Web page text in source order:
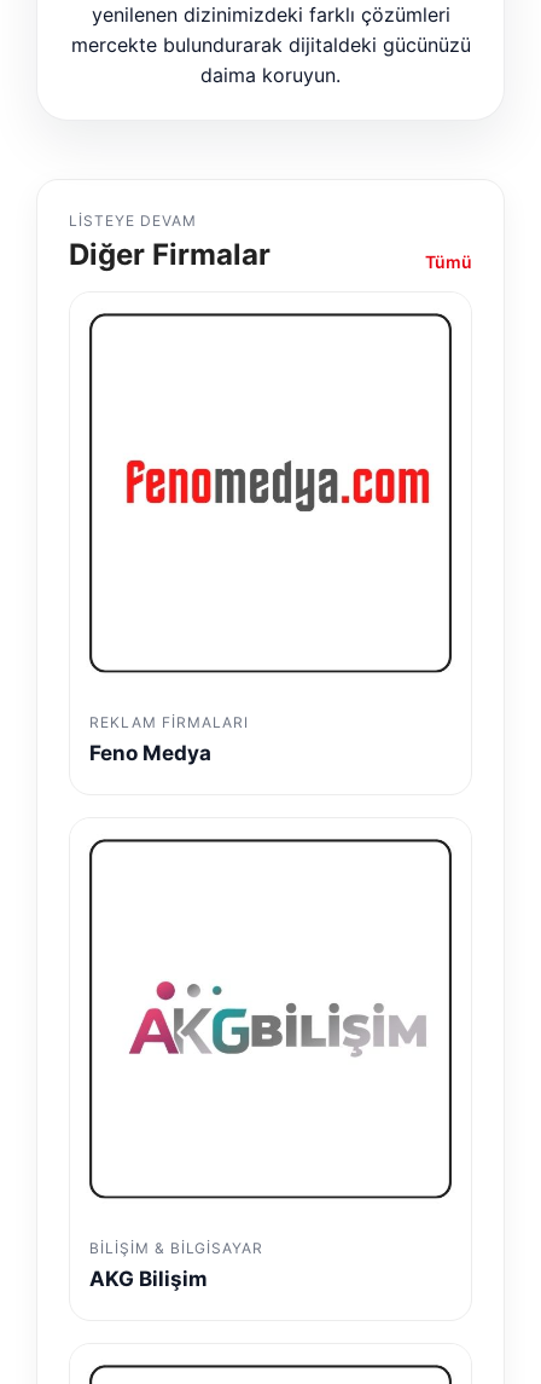
yenilenen dizinimizdeki farklı çözümleri
mercekte bulundurarak dijitaldeki gücünüzü
daima koruyun.
LISTEYE DEVAM
Diğer Firmalar Tümü
REKLAM FIRMALARI
Feno Medya
BILIŞIM & BILGISAYAR
AKG Bilişim